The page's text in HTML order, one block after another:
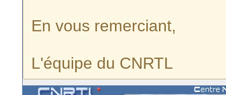
En vous remerciant,
L'équipe du CNRTL